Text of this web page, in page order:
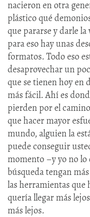
nacieron en otra
plástico qué
que pararse y darle la
para eso hay unas
formatos. Todo eso
desaprovechar un
que se tienen hoy en
más fácil. Ahí es
pierden por el
que hacer mayor
mundo, alguien la
puede conseguir
momento –y yo no lo
búsqueda tengan
las herramientas
quería llegar más
más lejos.